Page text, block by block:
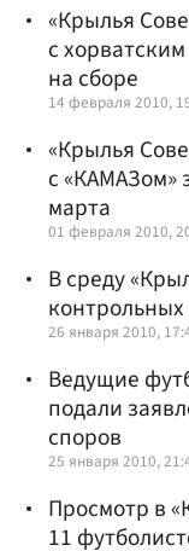
«Крылья
с
на сборе
14 февраля 2010,
«Крылья
с «КАМАЗом»
марта
01 февраля 2010,
В среду
26 января 2010,
Ведущие
подали
споров
25 января 2010,
Просмотр в
11